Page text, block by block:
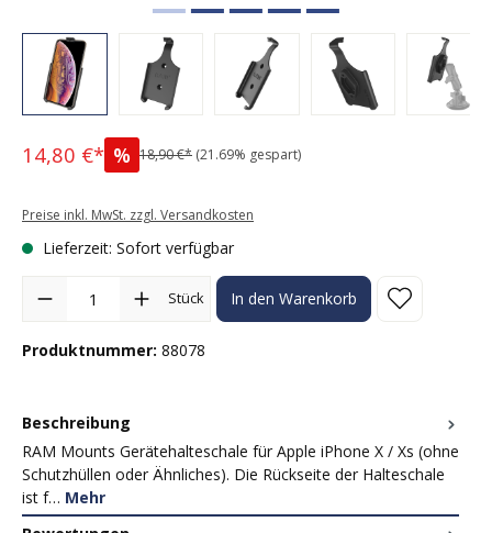
14,80 €* % 18,90 €* (21.69% gespart)
Preise inkl. MwSt. zzgl. Versandkosten
Lieferzeit: Sofort verfügbar
Produkt Anzahl: Gib den gewünschten Wert ein oder benutze die
Stück In den Warenkorb
Produktnummer: 88078
Beschreibung
RAM Mounts Gerätehalteschale für Apple iPhone X / Xs (ohne
Schutzhüllen oder Ähnliches). Die Rückseite der Halteschale
ist f… Mehr